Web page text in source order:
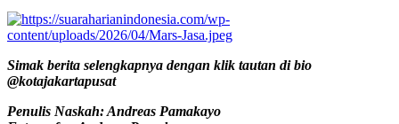
Simak berita selengkapnya dengan klik tautan di bio
@kotajakartapusat
Penulis Naskah: Andreas Pamakayo